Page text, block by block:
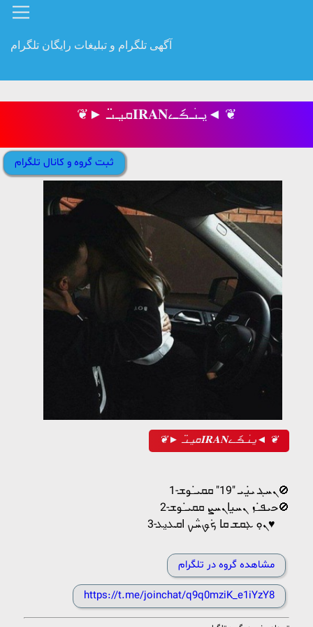
آگهی تلگرام و تبلیغات رایگان تلگرام
❦► ܩࡅ࡙ߺࡅߺ߳𝐈𝐑𝐀𝐍ࡅ࡙ߺࡅ࣪ߺࡏަߺࡉ◄ ❦
ثبت گروه و کانال تلگرام
❦► ܩࡅ࡙ߺࡅߺ߳𝐈𝐑𝐀𝐍ࡅ࡙ߺࡅ࣪ߺࡏަߺࡉ◄ ❦
1-ܢܚܔ ܝ̇‌یـܝ "19" ܩܩܝ̇ߺوܫ🚫
2-حܝ‌ܦ̇ߺܙ‌ ܢܚیߊ‌ܢܚܨ ܩܩܝ̇ߺوܫ🚫
3-ܢ̣ܘ ܥܼܩܫ ܩߊ ܟܿࡐ‌ܚ݅ࡍ ߊ‌ܩܥ‌‌ࡅ࡙ܥ‌‌♥️ ‌
مشاهده گروه در تلگرام
https://t.me/joinchat/q9q0mziK_e1iYzY8